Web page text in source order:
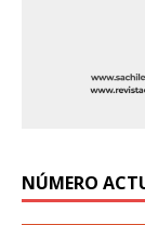
NÚMERO